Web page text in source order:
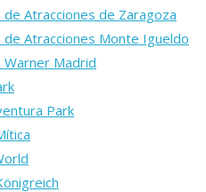
de Atracciones de Zaragoza
de Atracciones Monte Igueldo
Warner Madrid
Park